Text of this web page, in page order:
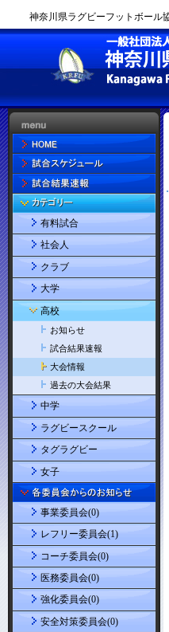
神奈川県ラグビーフットボール
有料試合
社会人
クラブ
大学
高校
お知らせ
試合結果速報
大会情報
過去の大会結果
中学
ラグビースクール
タグラグビー
女子
事業委員会(0)
レフリー委員会(1)
コーチ委員会(0)
医務委員会(0)
強化委員会(0)
安全対策委員会(0)